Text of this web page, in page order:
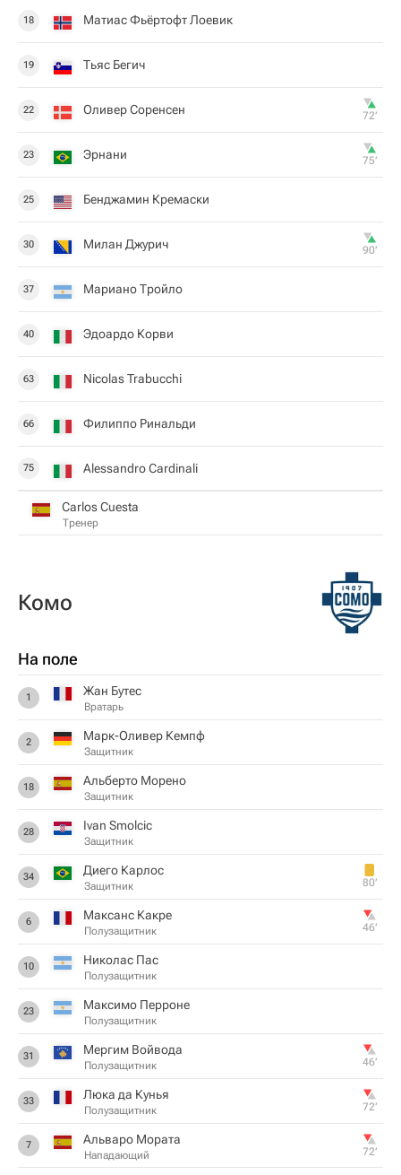
18 Матиас Фьёртофт Лоевик
19 Тьяс Бегич
22 Оливер Соренсен 72‎’‎
23 Эрнани 75‎’‎
25 Бенджамин Кремаски
30 Милан Джурич 90‎’‎
37 Мариано Тройло
40 Эдоардо Корви
63 Nicolas Trabucchi
66 Филиппо Ринальди
75 Alessandro Cardinali
Carlos Cuesta
Тренер
Комо
На поле
1 Жан Бутес
Вратарь
2 Марк-Оливер Кемпф
Защитник
18 Альберто Морено
Защитник
28 Ivan Smolcic
Защитник
34 Диего Карлос
Защитник 80‎’‎
6 Максанс Какре
Полузащитник 46‎’‎
10 Николас Пас
Полузащитник
23 Максимо Перроне
Полузащитник
31 Мергим Войвода
Полузащитник 46‎’‎
33 Люка да Кунья
Полузащитник 72‎’‎
7 Альваро Мората
Нападающий 72‎’‎